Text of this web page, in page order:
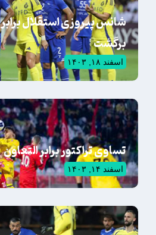
شانس پیروزی استقلال برابر
برگشت
اسفند ۱۸, ۱۴۰۳
تساوی تراکتور برابر التعاون
اسفند ۱۴, ۱۴۰۳